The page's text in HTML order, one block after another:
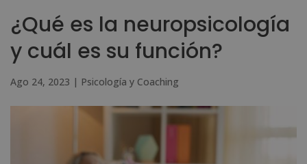
¿Qué es la neuropsicología
y cuál es su función?
Ago 24, 2023 | Psicología y Coaching